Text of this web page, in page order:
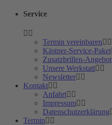
Service
Termin vereinbaren
Kästner-Service-Paket
Zusatzbrillen-Angebot
Unsere Werkstatt
Newsletter
Kontakt
Anfahrt
Impressum
Datenschutzerklärung
Termin